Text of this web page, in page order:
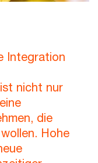
Integration
nicht nur
die
Hohe